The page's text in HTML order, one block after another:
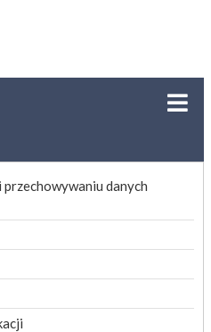
danych